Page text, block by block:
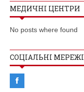
МЕДИЧНІ ЦЕНТРИ
No posts where found
СОЦІАЛЬНІ МЕРЕЖІ